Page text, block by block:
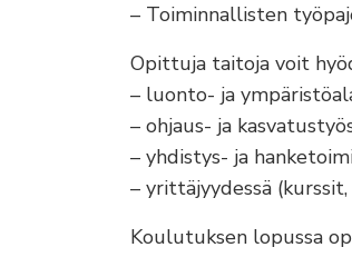
– Toiminnallisten
Opittuja taitoja voit
– luonto- ja
– ohjaus- ja
– yhdistys- ja
– yrittäjyydessä
Koulutuksen lopussa